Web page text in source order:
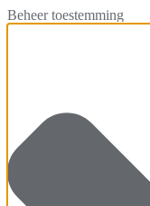
Beheer toestemming